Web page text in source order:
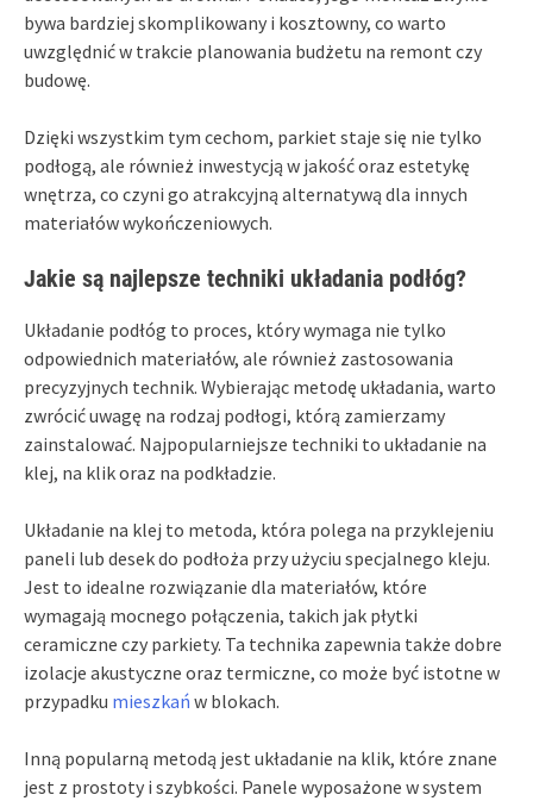
bywa bardziej skomplikowany i kosztowny, co warto
uwzględnić w trakcie planowania budżetu na remont czy
budowę.
Dzięki wszystkim tym cechom, parkiet staje się nie tylko
podłogą, ale również inwestycją w jakość oraz estetykę
wnętrza, co czyni go atrakcyjną alternatywą dla innych
materiałów wykończeniowych.
Jakie są najlepsze techniki układania podłóg?
Układanie podłóg to proces, który wymaga nie tylko
odpowiednich materiałów, ale również zastosowania
precyzyjnych technik. Wybierając metodę układania, warto
zwrócić uwagę na rodzaj podłogi, którą zamierzamy
zainstalować. Najpopularniejsze techniki to układanie na
klej, na klik oraz na podkładzie.
Układanie na klej to metoda, która polega na przyklejeniu
paneli lub desek do podłoża przy użyciu specjalnego kleju.
Jest to idealne rozwiązanie dla materiałów, które
wymagają mocnego połączenia, takich jak płytki
ceramiczne czy parkiety. Ta technika zapewnia także dobre
izolacje akustyczne oraz termiczne, co może być istotne w
przypadku mieszkań w blokach.
Inną popularną metodą jest układanie na klik, które znane
jest z prostoty i szybkości. Panele wyposażone w system